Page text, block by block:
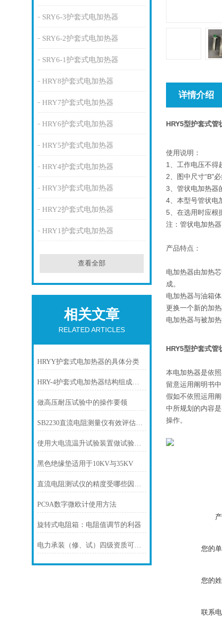
SRY6-3护套式电加热器
SRY6-2护套式电加热器
SRY6-1护套式电加热器
HRY8护套式电加热器
HRY7护套式电加热器
HRY6护套式电加热器
HRY5护套式电加热器
HRY4护套式电加热器
HRY3护套式电加热器
HRY2护套式电加热器
HRY1护套式电加热器
查看全部
相关文章
RELATED ARTICLES
HRYY护套式电加热器的具体分类
HRY-4护套式电加热器结构组成部分
做高压耐压试验中的操作要领
SB2230直流电阻测量仪有效评估电路中的电阻
使用大电流温升试验装置做试验的作用有哪些？
黑色绝缘垫适用于10KV与35KV
直流电阻测试仪的精度受哪些因素影响？
PC9A数字微欧计使用方法
旋转式电阻箱：电阻值调节的利器
电力承装（修、试）四级资质可从事的电力试验范围
详情介绍
HRY5型护套式管
使用说明：
1、工作电压不得
2、图中尺寸“B"
3、管状电加热器
4、本型号管状电
5、在选用时应根
注：管状电加热
产品特点：
电加热器由加热
成。
电加热器与油箱
更换一个新的加
电加热器与被加
HRY5型护套式管
本电加热器是依
留意运用阐明书
假如不依照运用
中所规划的内容
操作。
您的
您的
联系